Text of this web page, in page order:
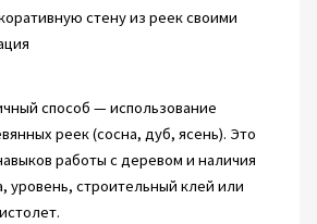
способ — использование
реек (сосна, дуб, ясень). Это
работы с деревом и наличия
уровень, строительный клей или